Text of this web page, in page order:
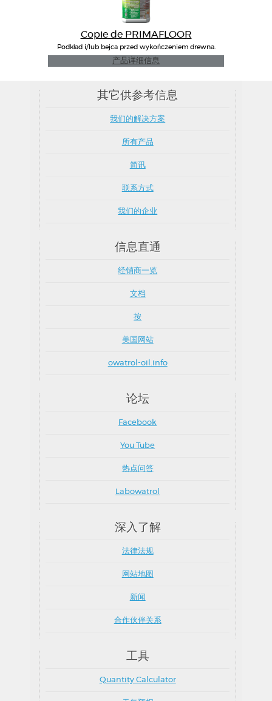
Copie de PRIMAFLOOR
Podkład i/lub bejca przed wykończeniem drewna.
产品详细信息
其它供参考信息
我们的解决方案
所有产品
简讯
联系方式
我们的企业
信息直通
经销商一览
文档
按
美国网站
owatrol-oil.info
论坛
Facebook
You Tube
热点问答
Labowatrol
深入了解
法律法规
网站地图
新闻
合作伙伴关系
工具
Quantity Calculator